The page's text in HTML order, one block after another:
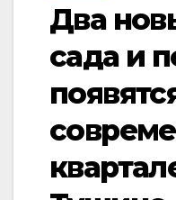
Два
сада и